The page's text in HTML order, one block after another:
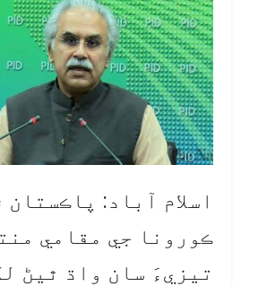
اسلام آباد: پاڪستان
ڪورونا جي مقامي